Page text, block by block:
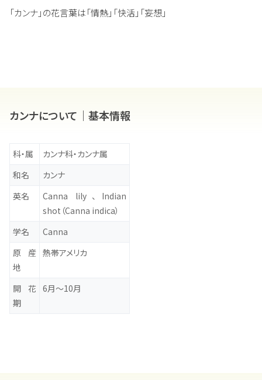
「カンナ」の花言葉は「情熱」「快活」「妄想」
カンナについて｜基本情報
科・属
カンナ科・カンナ属
和名
カンナ
英名
Canna lily、Indian
shot（Canna indica）
学名
Canna
原産
地
熱帯アメリカ
開花
期
6月～10月